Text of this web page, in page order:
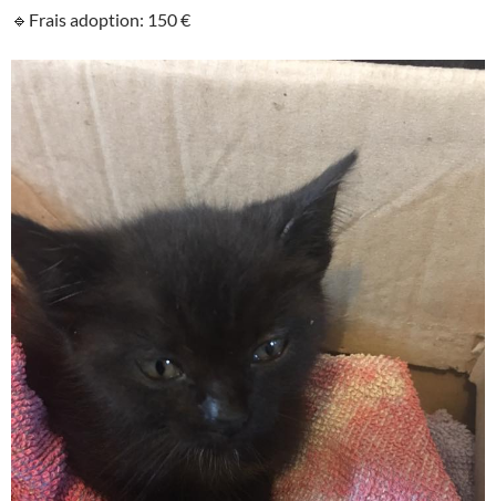
🔹Frais adoption: 150 €